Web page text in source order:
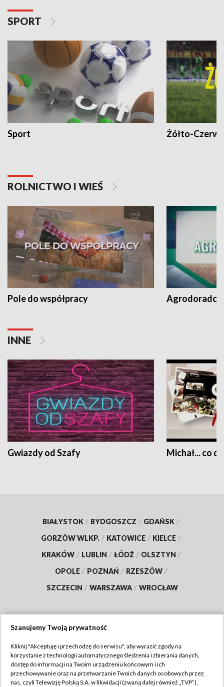
SPORT
Sport Żółto-
ROLNICTWO I WIEŚ
Pole do współpracy Agrodoradcy
INNE
Gwiazdy od Szafy Michał... co
BIAŁYSTOK / BYDGOSZCZ / GDAŃSK /
GORZÓW WLKP. / KATOWICE / KIELCE /
KRAKÓW / LUBLIN / ŁÓDŹ / OLSZTYN /
OPOLE / POZNAŃ / RZESZÓW /
SZCZECIN / WARSZAWA / WROCŁAW
TVP
Abonament TVP
Regulamin TVP
Szanujemy Twoją prywatność
Kliknij "Akceptuję i przechodzę do serwisu", aby wyrazić zgody na
korzystanie z technologii automatycznego śledzenia i zbierania danych,
dostęp do informacji na Twoim urządzeniu końcowym i ich
przechowywanie oraz na przetwarzanie Twoich danych osobowych przez
nas, czyli Telewizję Polską S.A. w likwidacji (zwaną dalej również „TVP”),